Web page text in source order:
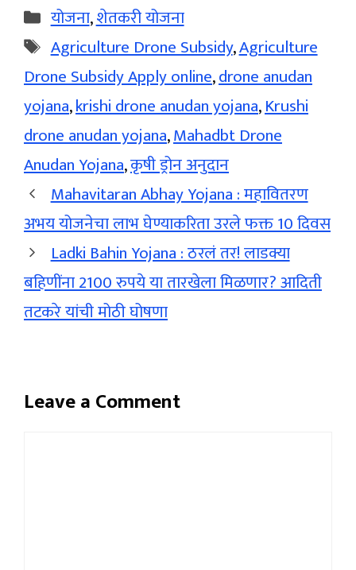
Categories
योजना,शेतकरी योजना
Tags
Agriculture Drone Subsidy,Agriculture
Drone Subsidy Apply online,drone anudan
yojana,krishi drone anudan yojana,Krushi
drone anudan yojana,Mahadbt Drone
Anudan Yojana,कृषी ड्रोन अनुदान
Mahavitaran Abhay Yojana : महावितरण
अभय योजनेचा लाभ घेण्याकरिता उरले फक्त 10 दिवस
Ladki Bahin Yojana : ठरलं तर! लाडक्या
बहिणींना 2100 रुपये या तारखेला मिळणार? आदिती
तटकरे यांची मोठी घोषणा
Leave a Comment